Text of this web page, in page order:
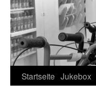
Startseite Jukebox